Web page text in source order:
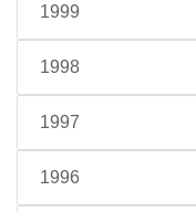
1999
1998
1997
1996